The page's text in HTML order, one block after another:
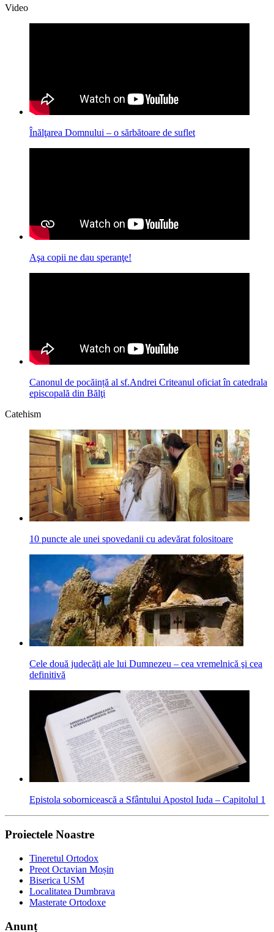
Video
Înălţarea Domnului – o sărbătoare de suflet
Aşa copii ne dau speranţe!
Canonul de pocăință al sf.Andrei Criteanul oficiat în catedrala
episcopală din Bălţi
Catehism
10 puncte ale unei spovedanii cu adevărat folositoare
Cele două judecăţi ale lui Dumnezeu – cea vremelnică şi cea
definitivă
Epistola sobornicească a Sfântului Apostol Iuda – Capitolul 1
Proiectele Noastre
Tineretul Ortodox
Preot Octavian Moșin
Biserica USM
Localitatea Dumbrava
Masterate Ortodoxe
Anunț